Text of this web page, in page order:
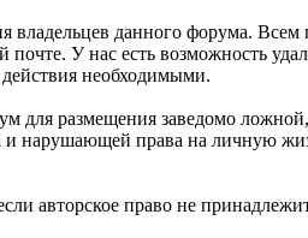
владельцев данного форума.
почте. У нас есть возможность
необходимыми.
для размещения заведомо
и нарушающей права на личную
авторское право не